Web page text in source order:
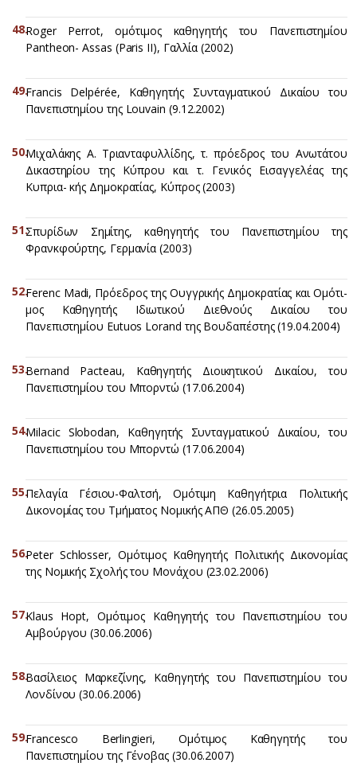
Roger Perrot, ομότιμος καθηγητής του Πανεπιστημίου
Pantheon- Assas (Paris II), Γαλλία (2002)
Francis Delpérée, Καθηγητής Συνταγματικού Δικαίου του
Πανεπιστημίου της Louvain (9.12.2002)
Μιχαλάκης Α. Τριανταφυλλίδης, τ. πρόεδρος του Ανωτάτου
Δικαστηρίου της Κύπρου και τ. Γενικός Εισαγγελέας της
Κυπρια- κής Δημοκρατίας, Κύπρος (2003)
Σπυρίδων Σημίτης, καθηγητής του Πανεπιστημίου της
Φρανκφούρτης, Γερμανία (2003)
Ferenc Madi, Πρόεδρος της Ουγγρικής Δημοκρατίας και Ομότι-
μος Καθηγητής Ιδιωτικού Διεθνούς Δικαίου του
Πανεπιστημίου Eutuos Lorand της Βουδαπέστης (19.04.2004)
Bernand Pacteau, Καθηγητής Διοικητικού Δικαίου, του
Πανεπιστημίου του Μπορντώ (17.06.2004)
Milacic Slobodan, Καθηγητής Συνταγματικού Δικαίου, του
Πανεπιστημίου του Μπορντώ (17.06.2004)
Πελαγία Γέσιου-Φαλτσή, Ομότιμη Καθηγήτρια Πολιτικής
Δικονομίας του Τμήματος Νομικής ΑΠΘ (26.05.2005)
Peter Schlosser, Ομότιμος Καθηγητής Πολιτικής Δικονομίας
της Νομικής Σχολής του Μονάχου (23.02.2006)
Klaus Hopt, Ομότιμος Καθηγητής του Πανεπιστημίου του
Αμβούργου (30.06.2006)
Βασίλειος Μαρκεζίνης, Καθηγητής του Πανεπιστημίου του
Λονδίνου (30.06.2006)
Francesco Berlingieri, Ομότιμος Καθηγητής του
Πανεπιστημίου της Γένοβας (30.06.2007)